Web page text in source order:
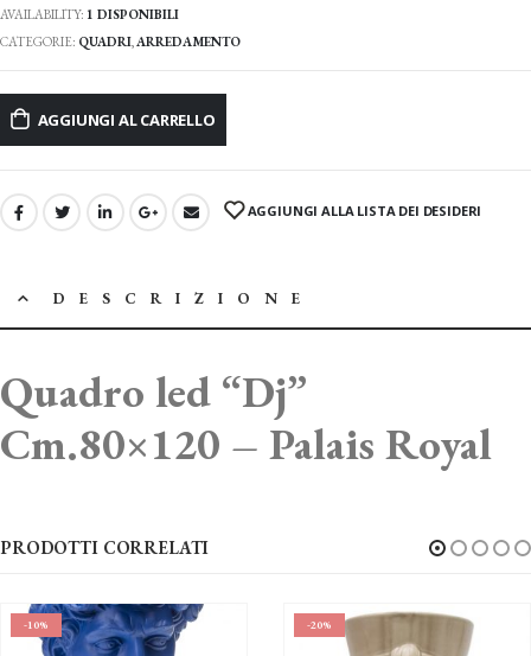
AVAILABILITY: 1 DISPONIBILI
CATEGORIE: QUADRI,ARREDAMENTO
AGGIUNGI AL CARRELLO
AGGIUNGI ALLA LISTA DEI DESIDERI
DESCRIZIONE
Quadro led “Dj”
Cm.80×120 – Palais Royal
PRODOTTI CORRELATI